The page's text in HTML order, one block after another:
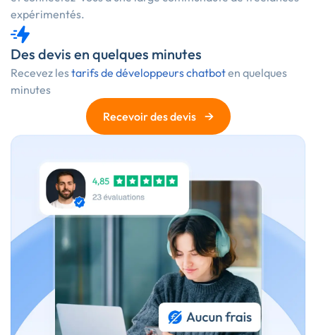
expérimentés.
Des devis en quelques minutes
Recevez lestarifs de développeurs chatboten quelques
minutes
Recevoir des devis
→